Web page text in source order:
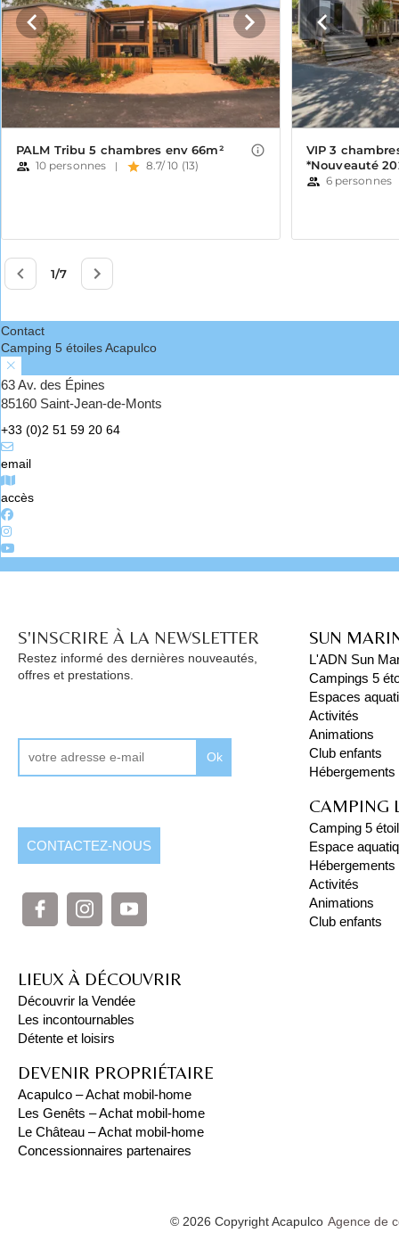
Contact
Camping 5 étoiles Acapulco
63 Av. des Épines
85160 Saint-Jean-de-Monts
+33 (0)2 51 59 20 64
email
accès
S'INSCRIRE À LA NEWSLETTER
Restez informé des dernières nouveautés,
offres et prestations.
Ok
CONTACTEZ-NOUS
SUN
L'ADN Sun
Campings 5
Espaces
Activités
Animations
Club enfants
Hébergements
CAMPING
Camping 5
Espace
Hébergements
Activités
Animations
Club enfants
LIEUX À DÉCOUVRIR
Découvrir la Vendée
Les incontournables
Détente et loisirs
DEVENIR PROPRIÉTAIRE
Acapulco – Achat mobil-home
Les Genêts – Achat mobil-home
Le Château – Achat mobil-home
Concessionnaires partenaires
© 2026 Copyright Acapulco Agence de